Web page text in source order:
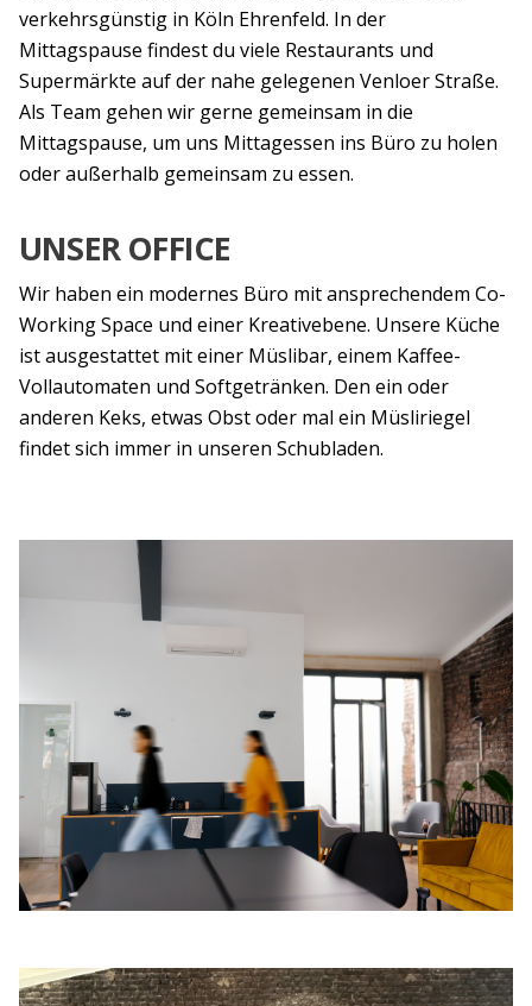
verkehrsgünstig in Köln Ehrenfeld. In der
Mittagspause findest du viele Restaurants und
Supermärkte auf der nahe gelegenen Venloer Straße.
Als Team gehen wir gerne gemeinsam in die
Mittagspause, um uns Mittagessen ins Büro zu holen
oder außerhalb gemeinsam zu essen.
UNSER OFFICE
Wir haben ein modernes Büro mit ansprechendem Co-
Working Space und einer Kreativebene. Unsere Küche
ist ausgestattet mit einer Müslibar, einem Kaffee-
Vollautomaten und Softgetränken. Den ein oder
anderen Keks, etwas Obst oder mal ein Müsliriegel
findet sich immer in unseren Schubladen.